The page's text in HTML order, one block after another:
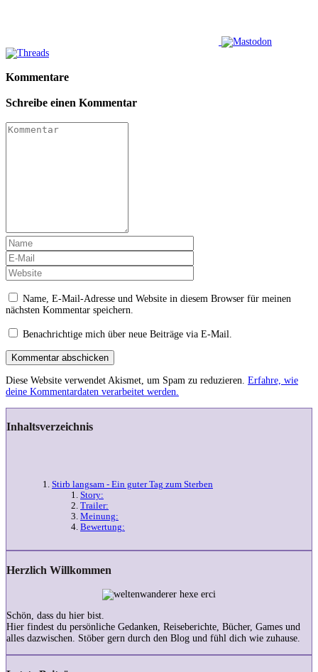
Kommentare
Schreibe einen Kommentar
Name, E-Mail-Adresse und Website in diesem Browser für meinen
nächsten Kommentar speichern.
Benachrichtige mich über neue Beiträge via E-Mail.
Kommentar abschicken
Diese Website verwendet Akismet, um Spam zu reduzieren. Erfahre, wie
deine Kommentardaten verarbeitet werden.
Inhaltsverzeichnis
Stirb langsam - Ein guter Tag zum Sterben
Story:
Trailer:
Meinung:
Bewertung:
Herzlich Willkommen
Schön, dass du hier bist.
Hier findest du persönliche Gedanken, Reiseberichte, Bücher, Games und
alles dazwischen. Stöber gern durch den Blog und fühl dich wie zuhause.